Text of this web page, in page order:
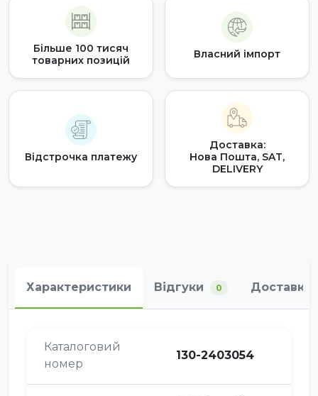
Більше 100 тисяч
товарних позицій
Власний імпорт
Відстрочка платежу
Доставка:
Нова Пошта, SAT,
DELIVERY
Характеристики Відгуки 0 Доставка
Каталоговий
номер
130-2403054